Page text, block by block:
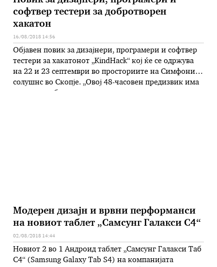
софтвер тестери за добротворен
хакатон
16/08/2018 14:56
Објавен повик за дизајнери, програмери и софтвер
тестери за хакатонот „KindHack“ кој ќе се одржува
на 22 и 23 септември во просториите на Симфони
солушнс во Скопје. „Oвој 48-часовен предизвик има
Модерен дизајн и врвни перформанси
на новиот таблет „Самсунг Галакси С4“
02/08/2018 14:44
Новиот 2 во 1 Андроид таблет „Самсунг Галакси Таб
С4“ (Samsung Galaxy Tab S4) на компанијата